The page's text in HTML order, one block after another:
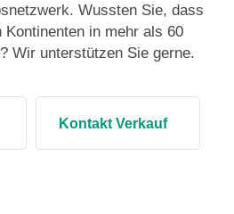
Wussten Sie, dass
Kontinenten in mehr als 60
Wir unterstützen Sie gerne.
Kontakt Verkauf